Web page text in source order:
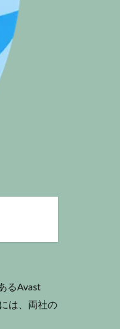
るAvast
は、両社の